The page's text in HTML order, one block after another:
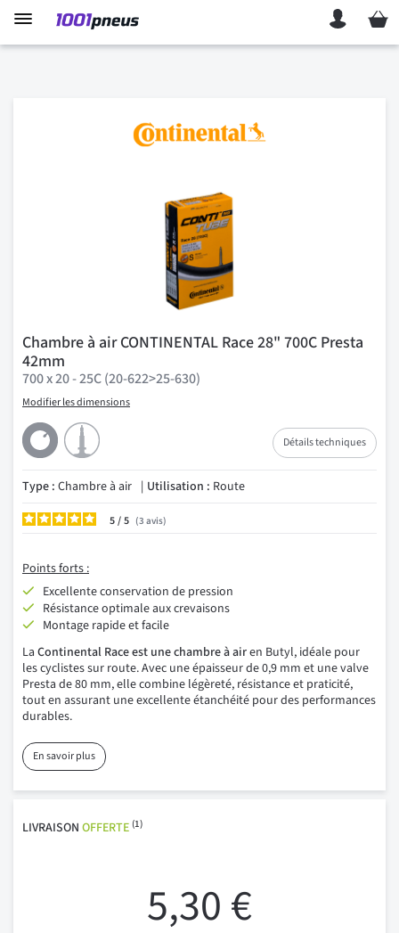
Mon
Chambre à air CONTINENTAL Race 28" 700C Presta
42mm
700 x 20 - 25C (20-622>25-630)
Modifier les dimensions
Détails techniques
Type : Chambre à air Utilisation : Route
5/ 3 avis
Points forts :
Excellente conservation de pression
Résistance optimale aux crevaisons
Montage rapide et facile
La Continental Race est une chambre à airen Butyl, idéale pour
les cyclistes sur route. Avec une épaisseur de 0,9 mm et une valve
Presta de 80 mm, elle combine légèreté, résistance et praticité,
tout en assurant une excellente étanchéité pour des performances
durables.
En savoir plus
LIVRAISON OFFERTE (1)
5,30 €